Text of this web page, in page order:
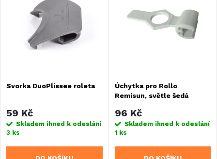
p
r
o
Nejprodávanější
Abecedně
s
p
r
o
Svorka DuoPlissee roleta
59 Kč
Skladem ihned k odeslání
3 ks
Úchytka pro Rollo
Remisun, světle šedá
96 Kč
Skladem ihned k odeslání
1 ks